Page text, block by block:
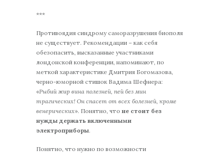
***
Противоядия синдрому саморазрушения биополя
не существует. Рекомендации – как себя
обезопасить, высказанные участниками
лондонской конференции, напоминают, по
меткой характеристике Дмитрия Богомазова,
черно-юморной стишок Вадима Шефнера:
«Рыбий жир вина полезней, пей без мин
трагических! Он спасет от всех болезней, кроме
венерических». Понятно, что не стоит без
нужды держать включенными
электроприборы.
Понятно, что нужно по возможности